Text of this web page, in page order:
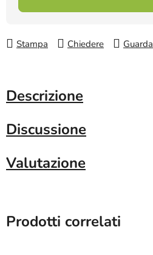
Stampa Chiedere Guarda
Descrizione
Discussione
Valutazione
Prodotti correlati